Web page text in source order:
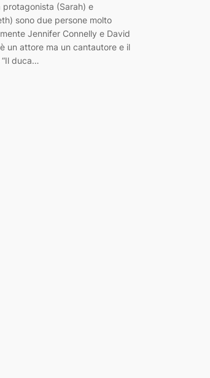
protagonista (Sarah) e
sono due persone molto
Jennifer Connelly e David
un attore ma un cantautore e il
“Il duca…